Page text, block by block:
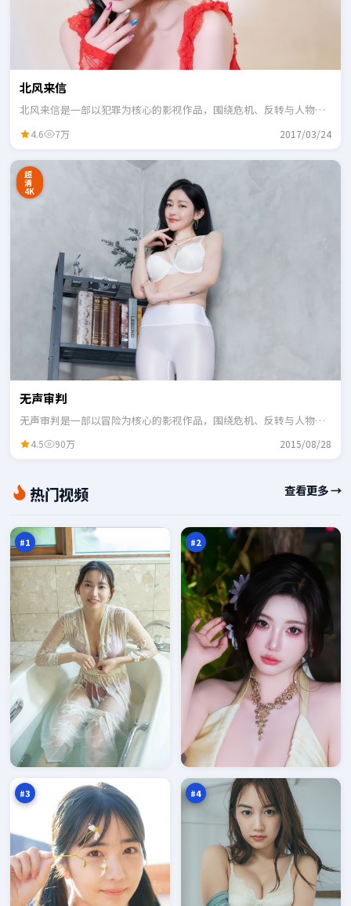
北风来信
北风来信是一部以犯罪为核心的影视作品，围绕危机、反转与人物成
4.6 7万 2017/03/24
超
清
4K
无声审判
无声审判是一部以冒险为核心的影视作品，围绕危机、反转与人物成
4.5 90万 2015/08/28
热门视频 查看更多 →
#1
焰
迷 98
#2
#3
紫
电
码
头
95
万
#4
夜
路
书
万